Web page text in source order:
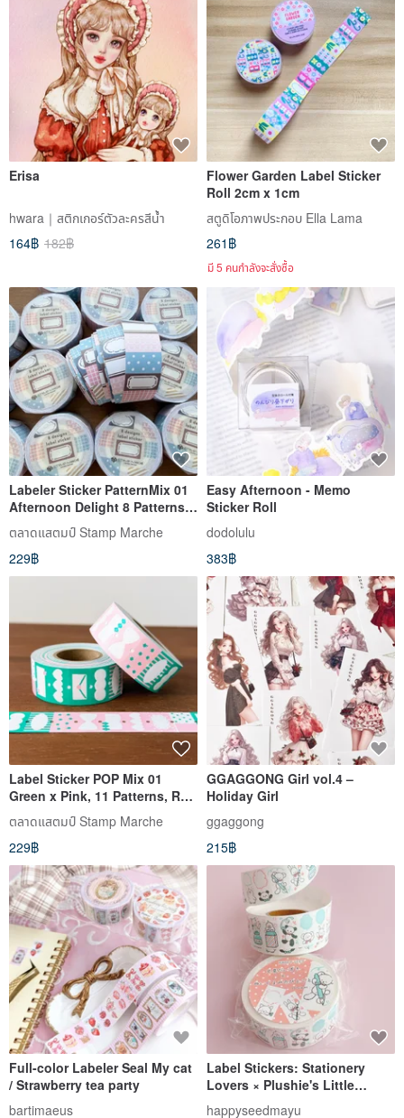
Erisa
hwara｜สติกเกอร์ตัวละครสีน้ำ
164฿ 182฿
Flower Garden Label Sticker
Roll 2cm x 1cm
สตูดิโอภาพประกอบ Ella Lama
261฿
มี 5 คนกำลังจะสั่งซื้อ
Labeler Sticker PatternMix 01
Afternoon Delight 8 Patterns
Roll Stickers Blue Brown Navy
Pink lm-01
ตลาดแสตมป์ Stamp Marche
229฿
Easy Afternoon - Memo
Sticker Roll
dodolulu
383฿
Label Sticker POP Mix 01
Green x Pink, 11 Patterns, Roll
Stickers lm-04
ตลาดแสตมป์ Stamp Marche
229฿
GGAGGONG Girl vol.4 –
Holiday Girl
ggaggong
215฿
Full-color Labeler Seal My cat
/ Strawberry tea party
bartimaeus
Label Stickers: Stationery
Lovers × Plushie's Little
Words
happyseedmayu